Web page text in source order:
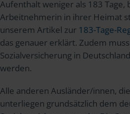
Aufenthalt weniger als 183 Tage,
Arbeitnehmerin in ihrer Heimat
unserem Artikel zur 183-Tage-
das genauer erklärt. Zudem
Sozialversicherung in
werden.
Alle anderen Ausländer/innen,
unterliegen grundsätzlich dem